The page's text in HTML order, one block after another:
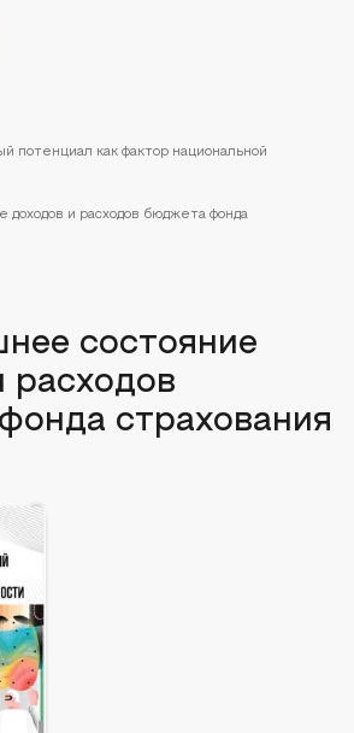
потенциал как фактор национальной
и расходов бюджета фонда
состояние
расходов
страхования